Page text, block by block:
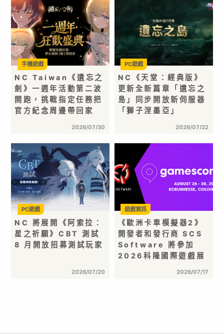
NC Taiwan《遺忘之
劍》一週年活動第二波
開跑，挑戰指定任務把
官方紀念周邊帶回家
2026/07/30
手機遊戲
NC《天堂：經典版》
更新全新篇章「遺忘之
島」同步開放新伺服器
「獅子涅墨亞」
2026/07/22
PC遊戲
NC 將展開《阿索拉：
星之祈願》CBT 測試
8 月開放招募測試玩家
2026/07/20
PC遊戲
《歐洲卡車模擬器2》
開發者和發行商 SCS
Software 將參加
2026科隆國際遊戲展
2026/07/17
遊戲資訊